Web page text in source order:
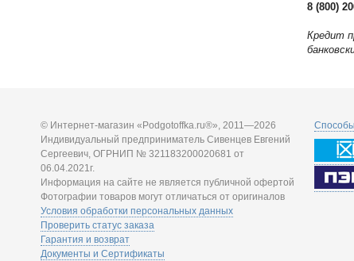
8 (800)
Кредит
© Интернет-магазин «Podgotoffka.ru®», 2011—2026
Индивидуальный предприниматель Сивенцев Евгений
Сергеевич, ОГРНИП № 321183200020681 от
06.04.2021г.
Информация на сайте не является публичной офертой
Фотографии товаров могут отличаться от оригиналов
Условия обработки персональных данных
Проверить статус заказа
Гарантия и возврат
Документы и Сертификаты